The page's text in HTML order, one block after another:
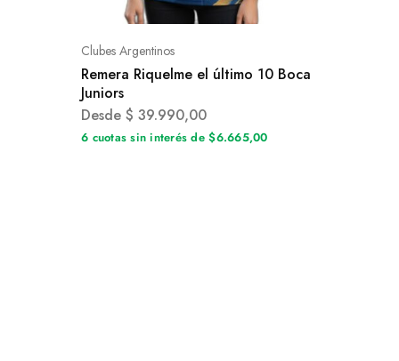
Clubes Argentinos
Remera Riquelme el último 10 Boca
Juniors
Desde $ 39.990,00
6 cuotas sin interés de $6.665,00